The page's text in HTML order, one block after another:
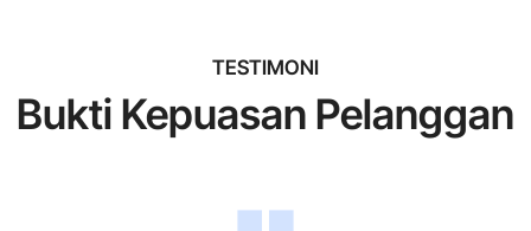
TESTIMONI
Bukti Kepuasan Pelanggan